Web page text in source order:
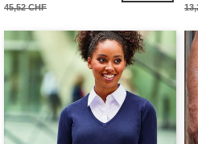
45,52 CHF